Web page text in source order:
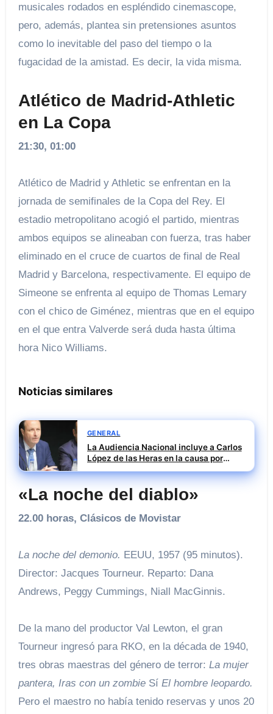
musicales rodados en espléndido cinemascope,
pero, además, plantea sin pretensiones asuntos
como lo inevitable del paso del tiempo o la
fugacidad de la amistad. Es decir, la vida misma.
Atlético de Madrid-Athletic
en La Copa
21:30, 01:00
Atlético de Madrid y Athletic se enfrentan en la
jornada de semifinales de la Copa del Rey. El
estadio metropolitano acogió el partido, mientras
ambos equipos se alineaban con fuerza, tras haber
eliminado en el cruce de cuartos de final de Real
Madrid y Barcelona, ​​respectivamente. El equipo de
Simeone se enfrenta al equipo de Thomas Lemary
con el chico de Giménez, mientras que en el equipo
en el que entra Valverde será duda hasta última
hora Nico Williams.
Noticias similares
GENERAL
La Audiencia Nacional incluye a Carlos
López de las Heras en la causa por
presuntas irregularidades en el rescate
de 112,8 millones a Tubos Reunidos
«La noche del diablo»
22.00 horas, Clásicos de Movistar
La noche del demonio. EEUU, 1957 (95 minutos).
Director: Jacques Tourneur. Reparto: Dana
Andrews, Peggy Cummings, Niall MacGinnis.
De la mano del productor Val Lewton, el gran
Tourneur ingresó para RKO, en la década de 1940,
tres obras maestras del género de terror: La mujer
pantera, Iras con un zombieSí El hombre leopardo.
Pero el maestro no había tenido reservas y unos 20